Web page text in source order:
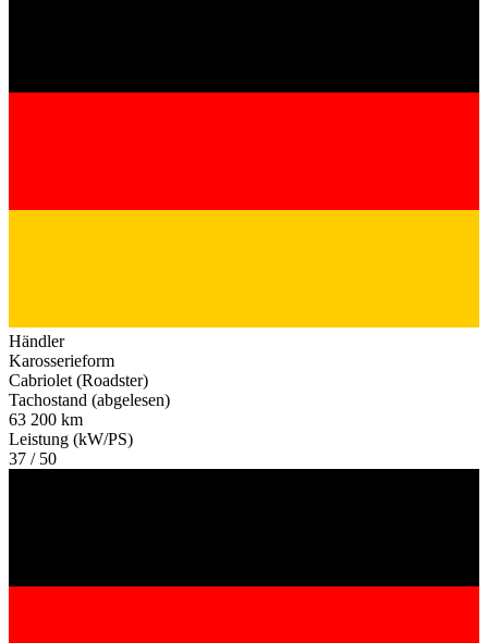
Händler
Karosserieform
Cabriolet (Roadster)
Tachostand (abgelesen)
63 200 km
Leistung (kW/PS)
37 / 50